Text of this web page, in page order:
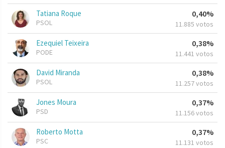
Tatiana Roque
PSOL
0,40%
11.885 votos
Ezequiel Teixeira
PODE
0,38%
11.441 votos
David Miranda
PSOL
0,38%
11.257 votos
Jones Moura
PSD
0,37%
11.156 votos
Roberto Motta
PSC
0,37%
11.131 votos